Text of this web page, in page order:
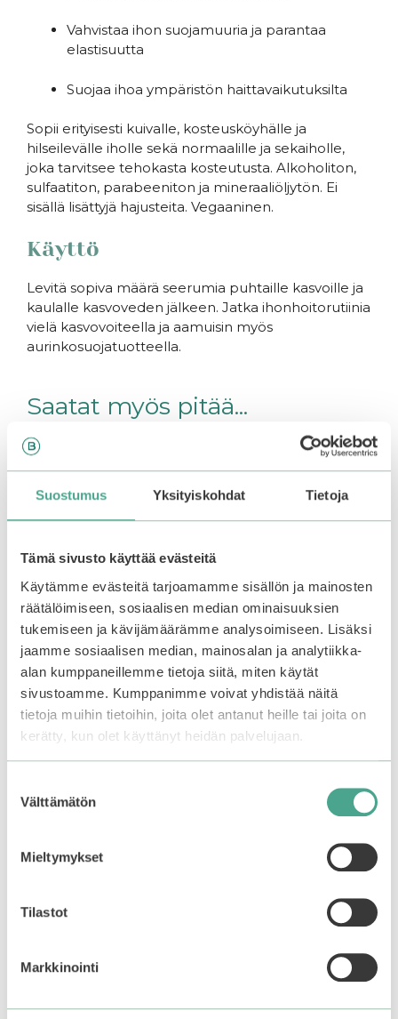
Suostumus Yksityiskohdat Tietoja
Tämä sivusto käyttää evästeitä
Käytämme evästeitä tarjoamamme sisällön ja mainosten
räätälöimiseen, sosiaalisen median ominaisuuksien
tukemiseen ja kävijämäärämme analysoimiseen. Lisäksi
jaamme sosiaalisen median, mainosalan ja analytiikka-
alan kumppaneillemme tietoja siitä, miten käytät
sivustoamme. Kumppanimme voivat yhdistää näitä
tietoja muihin tietoihin, joita olet antanut heille tai joita on
kerätty, kun olet käyttänyt heidän palvelujaan.
valinta
Välttämätön
Mieltymykset
Tilastot
Markkinointi
Vahvistaa ihon suojamuuria ja parantaa
elastisuutta
Suojaa ihoa ympäristön haittavaikutuksilta
Sopii erityisesti kuivalle, kosteusköyhälle ja
hilseilevälle iholle sekä normaalille ja sekaiholle,
joka tarvitsee tehokasta kosteutusta. Alkoholiton,
sulfaatiton, parabeeniton ja mineraaliöljytön. Ei
sisällä lisättyjä hajusteita. Vegaaninen.
Käyttö
Levitä sopiva määrä seerumia puhtaille kasvoille ja
kaulalle kasvoveden jälkeen. Jatka ihonhoitorutiinia
vielä kasvovoiteella ja aamuisin myös
aurinkosuojatuotteella.
Saatat myös pitää...
iUNIK | Beta Glucan
Power Moisture Serum
5
s
20,99 €
Lisää ostoskoriin
Anua | 7 Rice Ceramide
Hydrating Barrier
Serum
Lisää ostoskoriin
on
Voit
valinnat
valinnat